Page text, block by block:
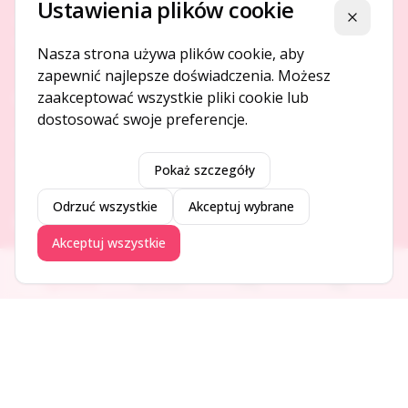
Platforma ogłoszeń i firm, która łączy ludzi i rozwija biznes
O NAS
DODAJ I PROMUJ
Dodaj ogłoszenie
Dodaj firmę
Ogłoszenia Aktualności Firmy Blog
Ustawienia plików cookie Zamknij
Nasza strona używa plików cookie, aby
zapewnić najlepsze doświadczenia. Możesz
zaakceptować wszystkie pliki cookie lub
dostosować swoje preferencje.
Pokaż szczegóły
Odrzuć wszystkie Akceptuj wybrane
Akceptuj wszystkie